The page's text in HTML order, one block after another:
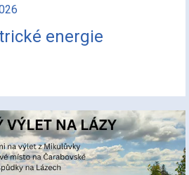
energie